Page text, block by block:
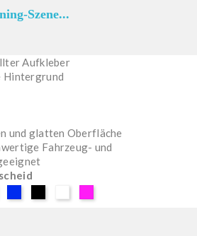
Szene...
Aufkleber
Hintergrund
und glatten Oberfläche
Fahrzeug- und